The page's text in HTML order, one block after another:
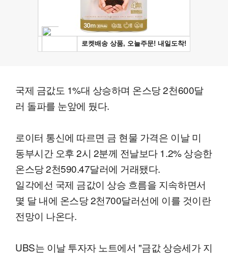
국제 금값도 1%대 상승하며 온스당 2천600달
러 돌파를 눈앞에 뒀다.
로이터 통신에 따르면 금 현물 가격은 이날 미
동부시간 오후 2시 2분께 전날보다 1.2% 상승한
온스당 2천590.47달러에 거래됐다.
일각에선 국제 금값이 상승 흐름을 지속하면서
몇 달 내에 온스당 2천700달러선에 이를 것이란
전망이 나온다.
UBS는 이날 투자자 노트에서 "금값 상승세가 지